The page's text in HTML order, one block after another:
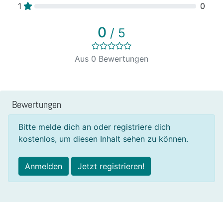
1
0
0 / 5
Aus 0 Bewertungen
Bewertungen
Bitte melde dich an oder registriere dich
kostenlos, um diesen Inhalt sehen zu können.
Anmelden Jetzt registrieren!